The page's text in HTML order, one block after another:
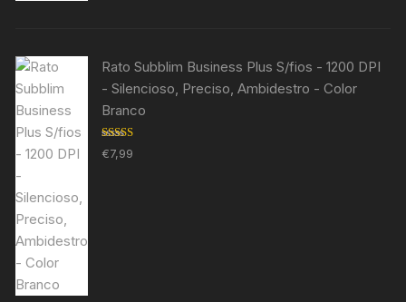
Rato Subblim Business Plus S/fios - 1200 DPI
- Silencioso, Preciso, Ambidestro - Color
Branco
Avaliação
5.00de 5
€7,99